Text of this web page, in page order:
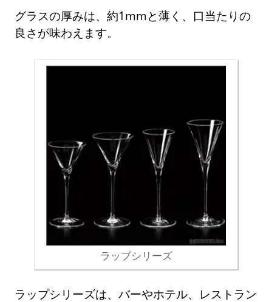
グラスの厚みは、約1mmと薄く、口当たりの
良さが味わえます。
ラップシリーズ
ラップシリーズは、バーやホテル、レストラン